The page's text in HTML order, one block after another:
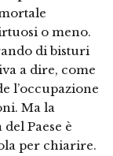
o meno.
di bisturi
a dire, come
l’occupazione
Ma la
Paese è
per chiarire.